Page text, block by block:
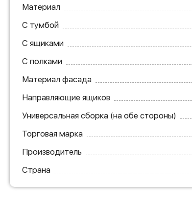
Материал
С тумбой
С ящиками
С полками
Материал фасада
Направляющие ящиков
Универсальная сборка (на обе стороны)
Торговая марка
Производитель
Страна